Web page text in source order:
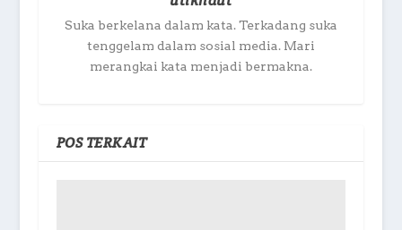
Suka berkelana dalam kata. Terkadang suka
tenggelam dalam sosial media. Mari
merangkai kata menjadi bermakna.
POS TERKAIT